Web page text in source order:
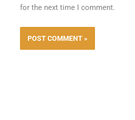
for the next time I comment.